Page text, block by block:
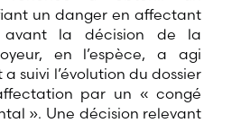
un danger en affectant
avant la décision de la
en l’espèce, a agi
suivi l’évolution du dossier
par un « congé
». Une décision relevant